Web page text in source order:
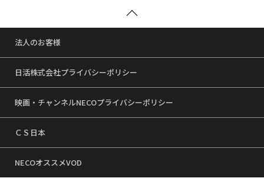
法人のお客様
日活株式会社プライバシーポリシー
映画・チャンネルNECOプライバシーポリシー
ＣＳ日本
NECOオススメVOD